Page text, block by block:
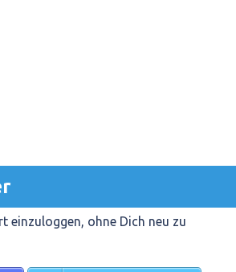
einzuloggen, ohne Dich neu zu